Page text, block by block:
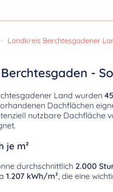
· Landkreis Berchtesgadener
-
Land wurden
Dachflächen
nutzbare Dachfläche
je m²
durchschnittlich 2.000
1.207 kWh/m², die eine